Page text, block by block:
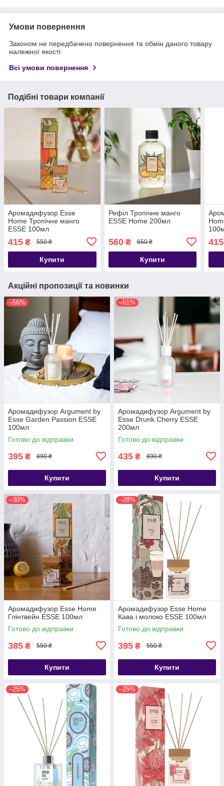
Умови повернення
Законом не передбачено повернення та обмін даного товару
належної якості
Всі умови повернення
Подібні товари компанії
Аромадифузор Esse
Home Тропічне манго
ESSE 100мл
415 ₴ 550 ₴
Купити
Рефіл Тропічне манго
ESSE Home 200мл
560₴ 650 ₴
Купити
415
Акційні пропозиції та новинки
–56%
Аромадифузор Argument by
Esse Garden Passion ESSE
100мл
Готово до відправки
395 ₴ 890 ₴
Купити
–51%
Аромадифузор Argument by
Esse Drunk Cherry ESSE
200мл
Готово до відправки
435 ₴ 890 ₴
Купити
–30%
Аромадифузор Esse Home
Глінтвейн ESSE 100мл
Готово до відправки
385 ₴ 550 ₴
Купити
–28%
Аромадифузор Esse Home
Кава і молоко ESSE 100мл
Готово до відправки
395 ₴ 550 ₴
Купити
–25% –25%